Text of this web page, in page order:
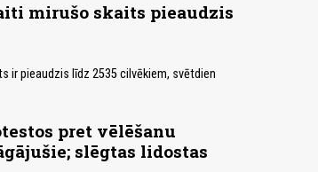
mirušo skaits pieaudzis
ir pieaudzis līdz 2535 cilvēkiem, svētdien
pret vēlēšanu
slēgtas lidostas